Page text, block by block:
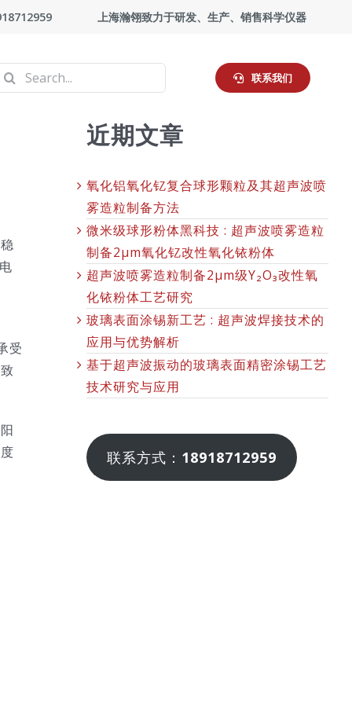
上海瀚翎致力于研发、生产、销售科学仪器
Search
联系我们
受
近期文章
氧化铝氧化钇复合球形颗粒及其超声波喷
雾造粒制备方法
微米级球形粉体黑科技 : 超声波喷雾造粒
制备2μm氧化钇改性氧化铱粉体
超声波喷雾造粒制备2μm级Y₂O₃改性氧
化铱粉体工艺研究
玻璃表面涂锡新工艺 : 超声波焊接技术的
应用与优势解析
基于超声波振动的玻璃表面精密涂锡工艺
技术研究与应用
联系方式： 18918712959